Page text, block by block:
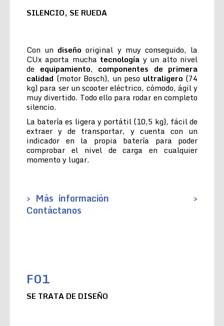
SILENCIO, SE RUEDA
Con un diseño original y muy conseguido, la
CUx aporta mucha tecnología y un alto nivel
de equipamiento, componentes de primera
calidad (motor Bosch), un peso ultraligero (74
kg) para ser un scooter eléctrico, cómodo, ágil y
muy divertido. Todo ello para rodar en completo
silencio.
La batería es ligera y portátil (10,5 kg), fácil de
extraer y de transportar, y cuenta con un
indicador en la propia batería para poder
comprobar el nivel de carga en cualquier
momento y lugar.
> Más información
>
Contáctanos
F01
SE TRATA DE DISEÑO